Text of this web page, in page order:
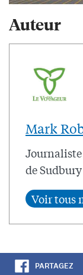
Auteur
Mark
de
PARTAGEZ